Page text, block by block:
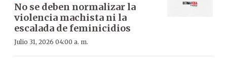
No se deben normalizar la
violencia machista ni la
escalada de feminicidios
Julio 31, 2026 04:00 a. m.